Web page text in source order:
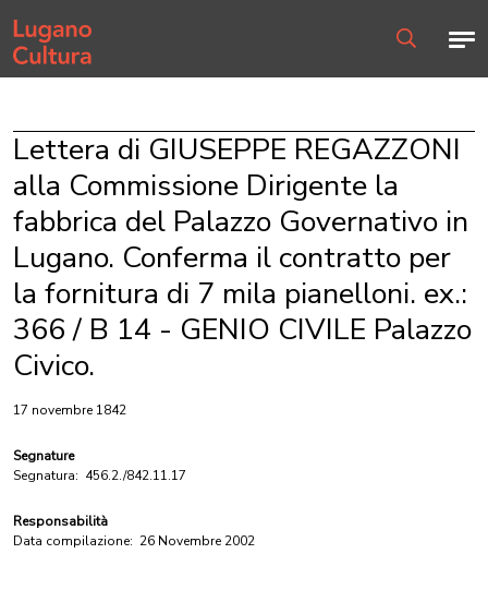
Home page
Lettera di GIUSEPPE REGAZZONI
alla Commissione Dirigente la
fabbrica del Palazzo Governativo in
Lugano. Conferma il contratto per
la fornitura di 7 mila pianelloni. ex.:
366 / B 14 - GENIO CIVILE Palazzo
Civico.
17 novembre 1842
Segnature
Segnatura: 456.2./842.11.17
Responsabilità
Data compilazione: 26 Novembre 2002